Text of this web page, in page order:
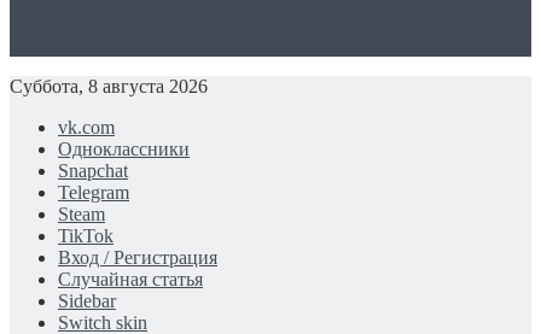
Суббота, 8 августа 2026
vk.com
Одноклассники
Snapchat
Telegram
Steam
TikTok
Вход / Регистрация
Случайная статья
Sidebar
Switch skin